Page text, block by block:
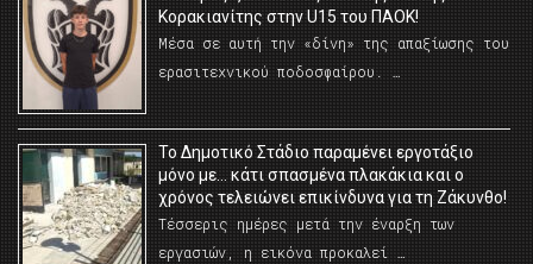
Κορακιανίτης στην U15 του ΠΑΟΚ!
Μέσα σε αυτή την «δίνη» της απαξίωσης του
ερασιτεχνικού ποδοσφαίρου. …
Το Δημοτικό Στάδιο παραμένει εργοτάξιο
μόνο με… κάτι σπασμένα πλακάκια και ο
χρόνος τελειώνει επικίνδυνα για τη Ζάκυνθο!
Τέσσερις ημέρες μετά την έναρξη των
εργασιών, η εικόνα προκαλεί …